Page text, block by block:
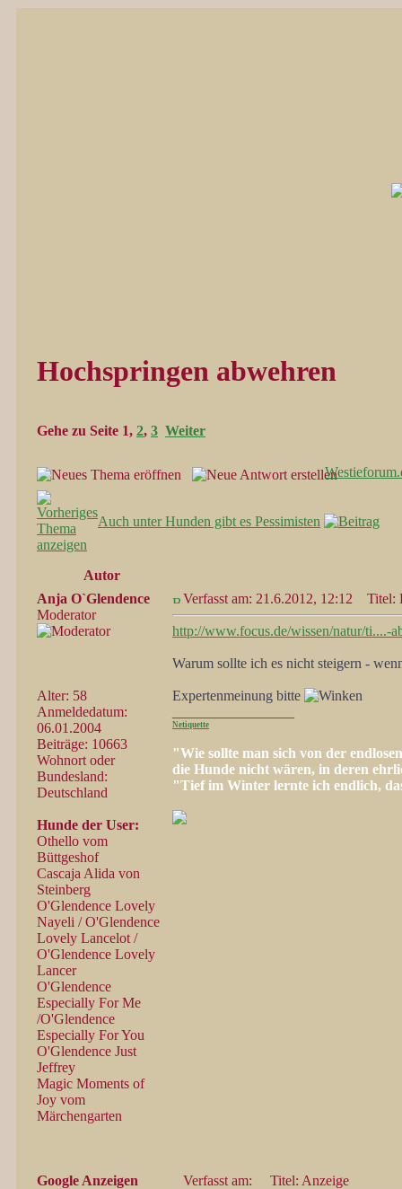
Hochspringen abwehren
Gehe zu Seite 1, 2, 3 Weiter
Auch unter Hunden gibt es Pessimisten
Autor
Anja O`Glendence
Moderator
Alter: 58
Anmeldedatum:
06.01.2004
Beiträge: 10663
Wohnort oder
Bundesland:
Deutschland
Hunde der User:
Othello vom
Büttgeshof
Cascaja Alida von
Steinberg
O'Glendence Lovely
Nayeli / O'Glendence
Lovely Lancelot /
O'Glendence Lovely
Lancer
O'Glendence
Especially For Me
/O'Glendence
Especially For You
O'Glendence Just
Jeffrey
Magic Moments of
Joy vom
Märchengarten
Verfasst am: 21.6.2012, 12:12 Titel:
http://www.focus.de/wissen/natur/ti....-
Warum sollte ich es nicht steigern -
Expertenmeinung bitte
Netiquette
"Wie sollte man sich von der
die Hunde nicht wären, in deren
"Tief im Winter lernte ich endlich,
Google Anzeigen Verfasst am: Titel: Anzeige